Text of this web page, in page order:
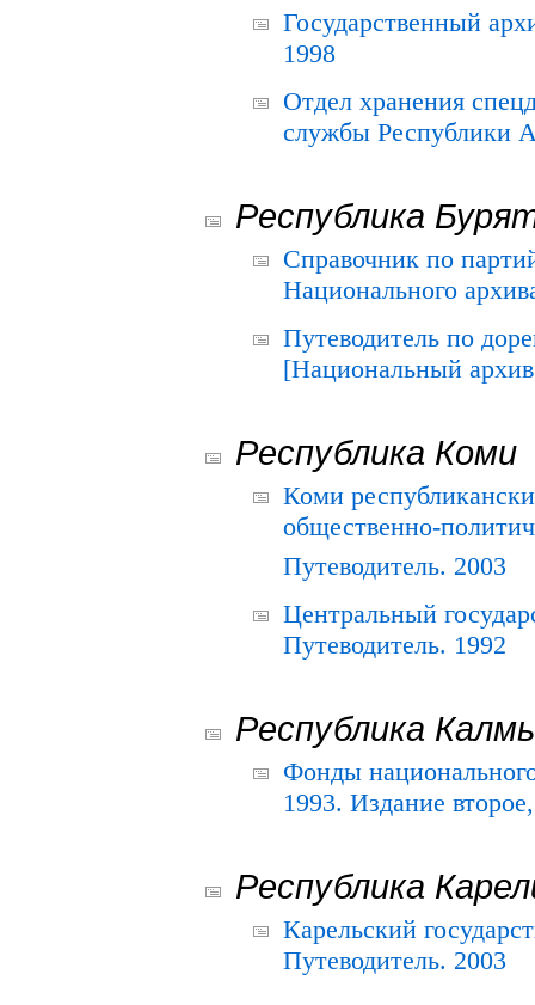
Государственный
1998
Отдел хранения
службы Республики
Республика
Справочник по
Национального
Путеводитель по
[Национальный
Республика Коми
Коми
общественно-
Путеводитель. 2003
Центральный
Путеводитель. 1992
Республика
Фонды
1993. Издание
Республика
Карельский
Путеводитель. 2003